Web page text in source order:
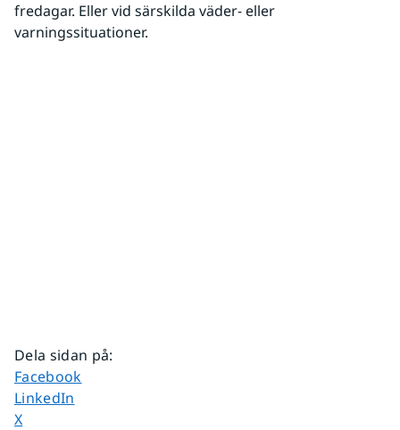
fredagar. Eller vid särskilda väder- eller
varningssituationer.
Dela sidan på:
Dela sidan på
Facebook
Dela sidan på
LinkedIn
Dela sidan på
X